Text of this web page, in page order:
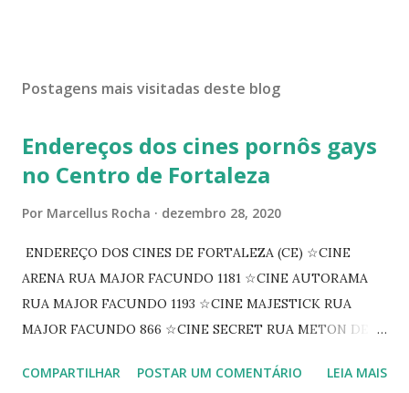
Postagens mais visitadas deste blog
Endereços dos cines pornôs gays
no Centro de Fortaleza
Por Marcellus Rocha dezembro 28, 2020
ENDEREÇO DOS CINES DE FORTALEZA (CE) ☆CINE
ARENA RUA MAJOR FACUNDO 1181 ☆CINE AUTORAMA
RUA MAJOR FACUNDO 1193 ☆CINE MAJESTICK RUA
MAJOR FACUNDO 866 ☆CINE SECRET RUA METON DE
PEIXOTO 1307 ☆CINE IRIS RUA FLORIANO PEIXOTO 1206
COMPARTILHAR POSTAR UM COMENTÁRIO LEIA MAIS